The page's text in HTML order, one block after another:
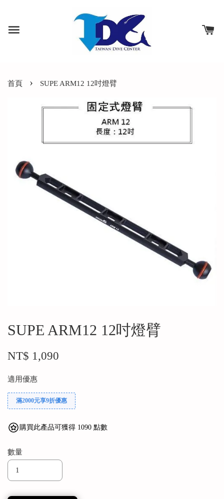
首頁 › SUPE ARM12 12吋燈臂
SUPE ARM12 12吋燈臂
NT$ 1,090
適用優惠
滿2000元享9折優惠
購買此產品可獲得 1090 點數
數量